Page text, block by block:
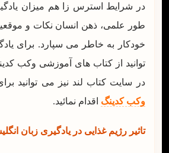
در شرایط استرس زا هم میزان
طور علمی، ذهن انسان نکات و
خودکار به خاطر می سپارد. برای
توانید از کتاب های آموزشی وکب
در سایت کتاب لند نیز می توانید
وکب کدینگ اقدام نمائید.
تاثیر رژیم غذایی در یادگیری زبان